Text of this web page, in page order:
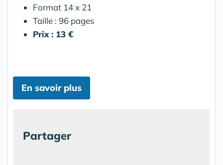
Format 14 x 21
Taille : 96 pages
Prix : 13 €
En savoir plus
Partager